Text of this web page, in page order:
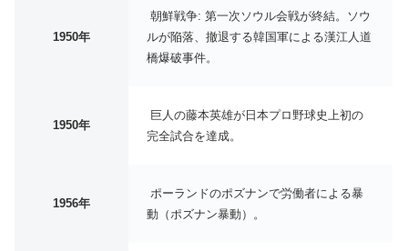
1950年
朝鮮戦争: 第一次ソウル会戦が終結。ソウ
ルが陥落、撤退する韓国軍による漢江人道
橋爆破事件。
1950年
巨人の藤本英雄が日本プロ野球史上初の
完全試合を達成。
1956年
ポーランドのポズナンで労働者による暴
動（ポズナン暴動）。